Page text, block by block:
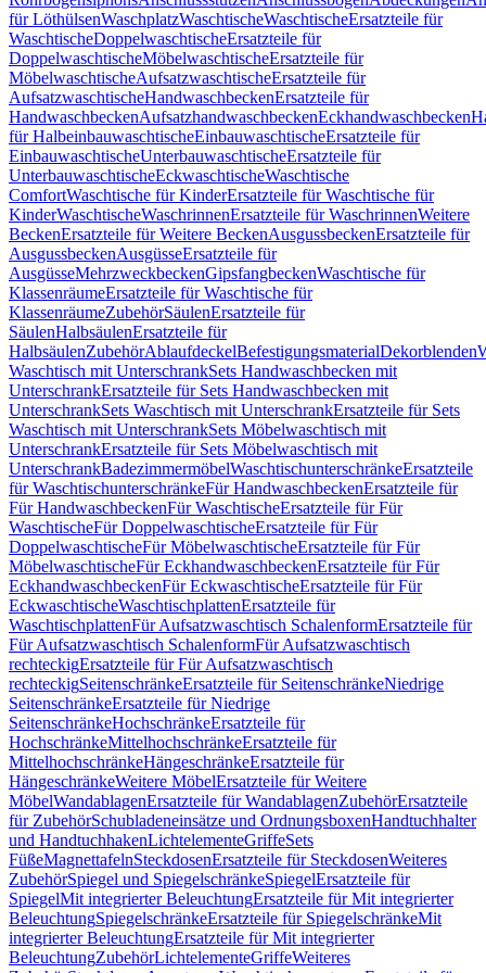
für LöthülsenWaschplatzWaschtischeWaschtischeErsatzteile für
WaschtischeDoppelwaschtischeErsatzteile für
DoppelwaschtischeMöbelwaschtischeErsatzteile für
MöbelwaschtischeAufsatzwaschtischeErsatzteile für
AufsatzwaschtischeHandwaschbeckenErsatzteile für
HandwaschbeckenAufsatzhandwaschbeckenEckhandwaschbecken
für HalbeinbauwaschtischeEinbauwaschtischeErsatzteile für
EinbauwaschtischeUnterbauwaschtischeErsatzteile für
UnterbauwaschtischeEckwaschtischeWaschtische
ComfortWaschtische für KinderErsatzteile für Waschtische für
KinderWaschtischeWaschrinnenErsatzteile für WaschrinnenWeitere
BeckenErsatzteile für Weitere BeckenAusgussbeckenErsatzteile für
AusgussbeckenAusgüsseErsatzteile für
AusgüsseMehrzweckbeckenGipsfangbeckenWaschtische für
KlassenräumeErsatzteile für Waschtische für
KlassenräumeZubehörSäulenErsatzteile für
SäulenHalbsäulenErsatzteile für
HalbsäulenZubehörAblaufdeckelBefestigungsmaterialDekorblenden
Waschtisch mit UnterschrankSets Handwaschbecken mit
UnterschrankErsatzteile für Sets Handwaschbecken mit
UnterschrankSets Waschtisch mit UnterschrankErsatzteile für Sets
Waschtisch mit UnterschrankSets Möbelwaschtisch mit
UnterschrankErsatzteile für Sets Möbelwaschtisch mit
UnterschrankBadezimmermöbelWaschtischunterschränkeErsatzteile
für WaschtischunterschränkeFür HandwaschbeckenErsatzteile für
Für HandwaschbeckenFür WaschtischeErsatzteile für Für
WaschtischeFür DoppelwaschtischeErsatzteile für Für
DoppelwaschtischeFür MöbelwaschtischeErsatzteile für Für
MöbelwaschtischeFür EckhandwaschbeckenErsatzteile für Für
EckhandwaschbeckenFür EckwaschtischeErsatzteile für Für
EckwaschtischeWaschtischplattenErsatzteile für
WaschtischplattenFür Aufsatzwaschtisch SchalenformErsatzteile für
Für Aufsatzwaschtisch SchalenformFür Aufsatzwaschtisch
rechteckigErsatzteile für Für Aufsatzwaschtisch
rechteckigSeitenschränkeErsatzteile für SeitenschränkeNiedrige
SeitenschränkeErsatzteile für Niedrige
SeitenschränkeHochschränkeErsatzteile für
HochschränkeMittelhochschränkeErsatzteile für
MittelhochschränkeHängeschränkeErsatzteile für
HängeschränkeWeitere MöbelErsatzteile für Weitere
MöbelWandablagenErsatzteile für WandablagenZubehörErsatzteile
für ZubehörSchubladeneinsätze und OrdnungsboxenHandtuchhalter
und HandtuchhakenLichtelementeGriffeSets
FüßeMagnettafelnSteckdosenErsatzteile für SteckdosenWeiteres
ZubehörSpiegel und SpiegelschränkeSpiegelErsatzteile für
SpiegelMit integrierter BeleuchtungErsatzteile für Mit integrierter
BeleuchtungSpiegelschränkeErsatzteile für SpiegelschränkeMit
integrierter BeleuchtungErsatzteile für Mit integrierter
BeleuchtungZubehörLichtelementeGriffeWeiteres